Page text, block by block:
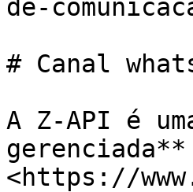
de-
# Canal
A Z-API é
<https://